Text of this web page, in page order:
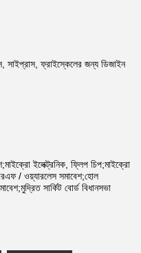
সাইপ্রাস, ফ্রাইস্কেলের জন্য ডিজাইন
ইলেক্ট্রনিক, ফ্লিপ চিপ;মাইক্রো
/ ওয়্যারলেস সমাবেশ;হোল
সার্কিট বোর্ড বিধানসভা